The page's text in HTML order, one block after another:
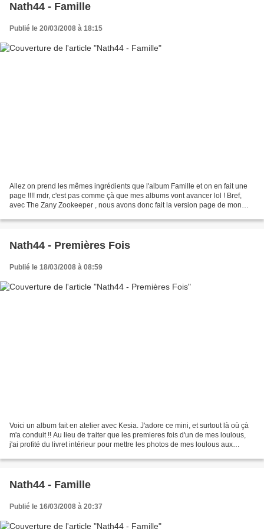
Nath44 - Famille
Publié le 20/03/2008 à 18:15
Allez on prend les mêmes ingrédients que l'album Famille et on en fait une
page !!!! mdr, c'est pas comme çà que mes albums vont avancer lol ! Bref,
avec The Zany Zookeeper , nous avons donc fait la version page de mon
Nath44 - Premières Fois
Publié le 18/03/2008 à 08:59
Voici un album fait en atelier avec Kesia. J'adore ce mini, et surtout là où çà
m'a conduit !! Au lieu de traiter que les premieres fois d'un de mes loulous,
j'ai profité du livret intérieur pour mettre les photos de mes loulous aux
Nath44 - Famille
Publié le 16/03/2008 à 20:37